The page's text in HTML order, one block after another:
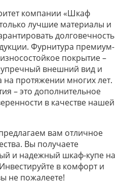
компании «Шкаф
лучшие материалы и
долговечность
Фурнитура премиум-
покрытие –
внешний вид и
протяжении многих лет.
– это дополнительное
в качестве нашей
вам отличное
Вы получаете
и надежный шкаф-купе на
в комфорт и
не пожалеете!